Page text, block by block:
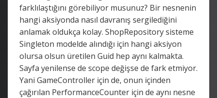
farklılaştığını görebiliyor musunuz? Bir nesnenin
hangi aksiyonda nasıl davranış sergilediğini
anlamak oldukça kolay. ShopRepository sisteme
Singleton modelde alındığı için hangi aksiyon
olursa olsun üretilen Guid hep aynı kalmakta.
Sayfa yenilense de scope değişse de fark etmiyor.
Yani GameController için de, onun içinden
çağırılan PerformanceCounter için de aynı nesne